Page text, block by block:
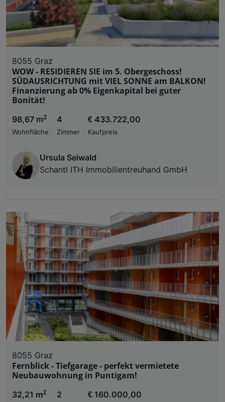
8055 Graz
WOW - RESIDIEREN SIE im 5. Obergeschoss!
SÜDAUSRICHTUNG mit VIEL SONNE am BALKON!
Finanzierung ab 0% Eigenkapital bei guter
Bonität!
98,67 m2
Wohnfläche
4
Zimmer
€ 433.722,00
Kaufpreis
Ursula Seiwald
Schantl ITH Immobilientreuhand GmbH
8055 Graz
Fernblick - Tiefgarage - perfekt vermietete
Neubauwohnung in Puntigam!
32,21 m2
2 € 160.000,00